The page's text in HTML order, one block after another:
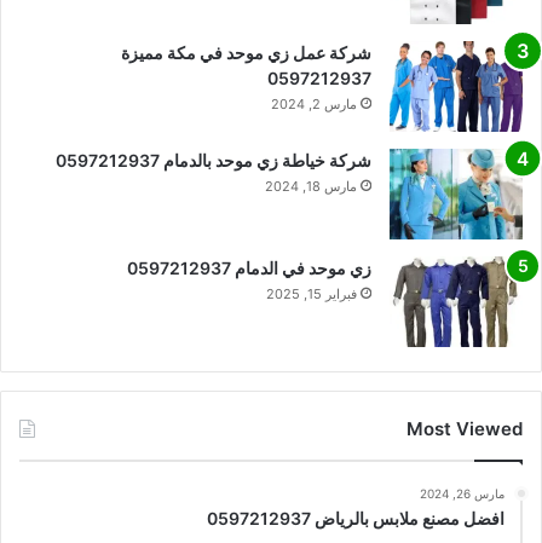
شركة عمل زي موحد في مكة مميزة
0597212937
مارس 2, 2024
شركة خياطة زي موحد بالدمام 0597212937
مارس 18, 2024
زي موحد في الدمام 0597212937
فبراير 15, 2025
Most Viewed
مارس 26, 2024
افضل مصنع ملابس بالرياض 0597212937